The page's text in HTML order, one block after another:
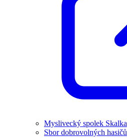
Myslivecký spolek Skalka
Sbor dobrovolných hasičů